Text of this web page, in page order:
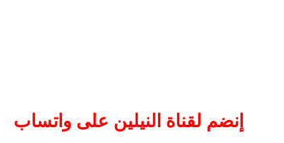
إنضم لقناة النيلين على واتساب